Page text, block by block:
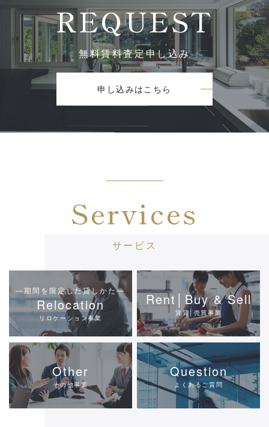
無料賃料査定申し込み
REQUEST
申し込みはこちら
サービス
Services
リロケーション事業
―期間を限定した貸しかた―
Relocation 賃貸│売買事業
Rent│Buy & Sell
その他事業
Other
よくあるご質問
Question